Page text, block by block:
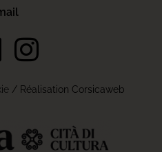
/ Réalisation Corsicaweb